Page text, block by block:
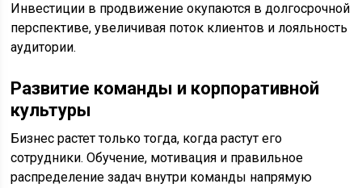
Инвестиции в продвижение окупаются в долгосрочной
перспективе, увеличивая поток клиентов и лояльность
аудитории.
Развитие команды и корпоративной
культуры
Бизнес растет только тогда, когда растут его
сотрудники. Обучение, мотивация и правильное
распределение задач внутри команды напрямую